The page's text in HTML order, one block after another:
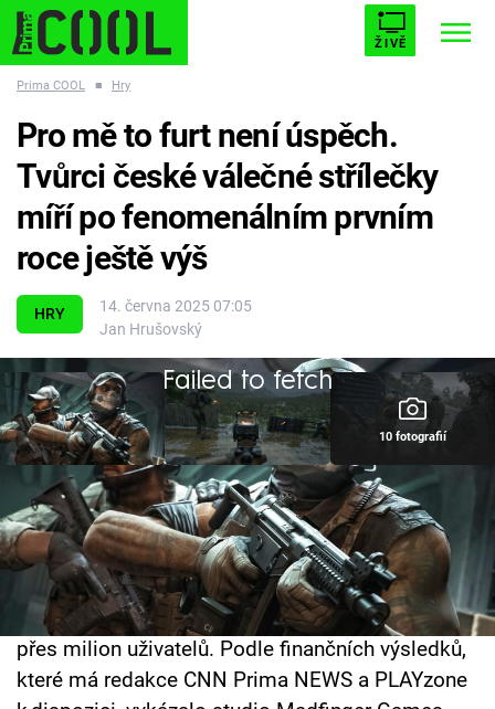
ŽIVĚ
ESCAPE PLNEJ KOTEL AVENGERS 5
Témata
Filmy
Seriály
Hry
Cool Esport
Pořady
TV Program
Sledujte prima+
Prima COOL ■ Hry
HRY
14. června 2025 07:05
Jan Hrušovský
Pro mě to furt není úspěch.
Tvůrci české válečné střílečky
míří po fenomenálním prvním
roce ještě výš
Failed to fetch
10 fotografií
Před několika týdny brněnské studio Madfinger
Games oslavilo první narozeniny své videohry
Gray Zone Warfare. Vývojáři měli pořádný důvod
k oslavě. Loni si jejich taktickou střílečku koupilo
přes milion uživatelů. Podle finančních výsledků,
které má redakce CNN Prima NEWS a PLAYzone